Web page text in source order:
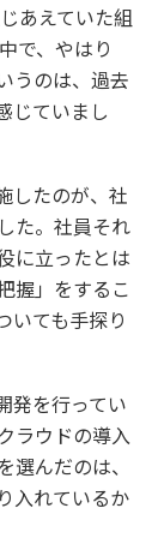
あえていた組
で、やはり
うのは、過去
じていまし
したのが、社
た。社員それ
に立ったとは
握」をするこ
いても手探り
発を行ってい
ラウドの導入
んだのは、
入れているか